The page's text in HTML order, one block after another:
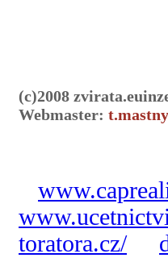
(c)2008
Webmaster:
toratora.cz/